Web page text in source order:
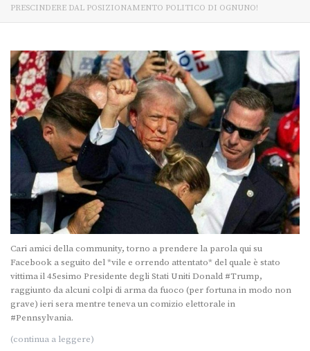
PRESCINDERE DAL POSIZIONAMENTO POLITICO DI OGNUNO!
Cari amici della community, torno a prendere la parola qui su
Facebook a seguito del *vile e orrendo attentato* del quale è stato
vittima il 45esimo Presidente degli Stati Uniti Donald #Trump,
raggiunto da alcuni colpi di arma da fuoco (per fortuna in modo non
grave) ieri sera mentre teneva un comizio elettorale in
#Pennsylvania.
(continua a leggere)